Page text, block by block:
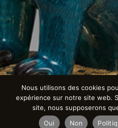
Nous utilisons des cookies
expérience sur notre site web.
site, nous supposerons
Oui
Non